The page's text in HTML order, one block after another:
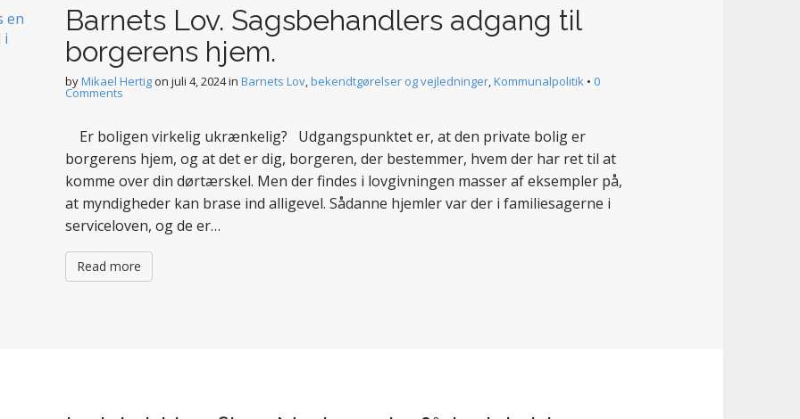
Barnets Lov. Sagsbehandlers adgang til
borgerens hjem.
byMikael Hertigon juli 4, 2024in Barnets Lov,bekendtgørelser og vejledninger,Kommunalpolitik • 0
Comments
Er boligen virkelig ukrænkelig? Udgangspunktet er, at den private bolig er
borgerens hjem, og at det er dig, borgeren, der bestemmer, hvem der har ret til at
komme over din dørtærskel. Men der findes i lovgivningen masser af eksempler på,
at myndigheder kan brase ind alligevel. Sådanne hjemler var der i familiesagerne i
serviceloven, og de er…
Read more